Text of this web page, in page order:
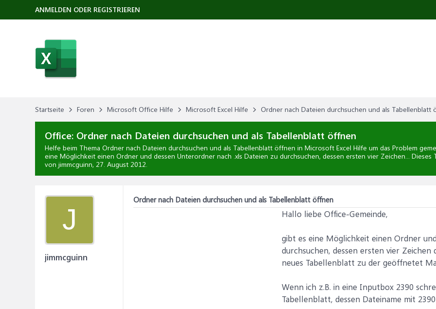
Startseite Foren Microsoft Office Hilfe Microsoft Excel Hilfe Ordner nach Dateien durchsuchen und als Tabellenblatt
Office: Ordner nach Dateien durchsuchen und als Tabellenblatt öffnen
Helfe beim Thema Ordner nach Dateien durchsuchen und als Tabellenblatt öffnen in Microsoft Excel Hilfe um das Problem
eine Möglichkeit einen Ordner und dessen Unterordner nach .xls Dateien zu durchsuchen, dessen ersten vier Zeichen... Dieses
von jimmcguinn, 27. August 2012.
J
jimmcguinn
Ordner nach Dateien durchsuchen und als Tabellenblatt öffnen
Hallo liebe Office-Gemeinde,
gibt es eine Möglichkeit einen Ordner
durchsuchen, dessen ersten vier Zeichen
neues Tabellenblatt zu der geöffnetet
Wenn ich z.B. in eine Inputbox 2390
Tabellenblatt, dessen Dateiname mit
ANMELDEN ODER REGISTRIEREN